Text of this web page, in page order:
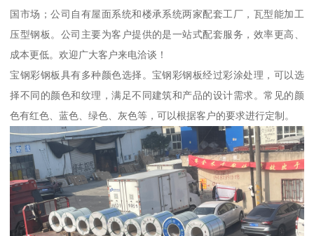
国市场；公司自有屋面系统和楼承系统两家配套工厂，瓦型能加工
压型钢板。公司主要为客户提供的是一站式配套服务，效率更高、
成本更低。欢迎广大客户来电洽谈！
宝钢彩钢板具有多种颜色选择。宝钢彩钢板经过彩涂处理，可以选
择不同的颜色和纹理，满足不同建筑和产品的设计需求。常见的颜
色有红色、蓝色、绿色、灰色等，可以根据客户的要求进行定制。